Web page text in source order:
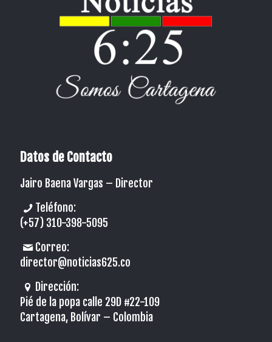
Datos de Contacto
Jairo Baena Vargas – Director
Teléfono:
(+57) 310-398-5095
Correo:
director@noticias625.co
Dirección:
Pié de la popa calle 29D #22-109
Cartagena, Bolívar – Colombia